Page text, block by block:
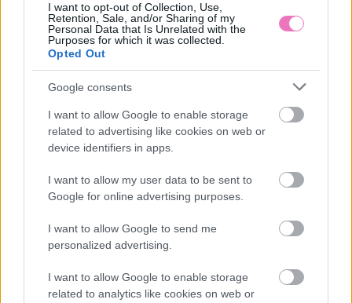
I want to opt-out of Collection, Use,
Retention, Sale, and/or Sharing of my
Personal Data that Is Unrelated with the
Purposes for which it was collected.
Opted Out
Google consents
I want to allow Google to enable storage
related to advertising like cookies on web or
device identifiers in apps.
I want to allow my user data to be sent to
Google for online advertising purposes.
I want to allow Google to send me
personalized advertising.
I want to allow Google to enable storage
related to analytics like cookies on web or
Napi horoszkóp 2026.
augusztus 7. – Nincs idő
tétovázni
„Elutaztam volna egy
hétvégére a csajokkal, de
megugrani a feladatokat”
– A feleség nem válni
akar, hanem visszakapni
Kövesd a Bien.hu cikkeit aGoogle Hírek-ben